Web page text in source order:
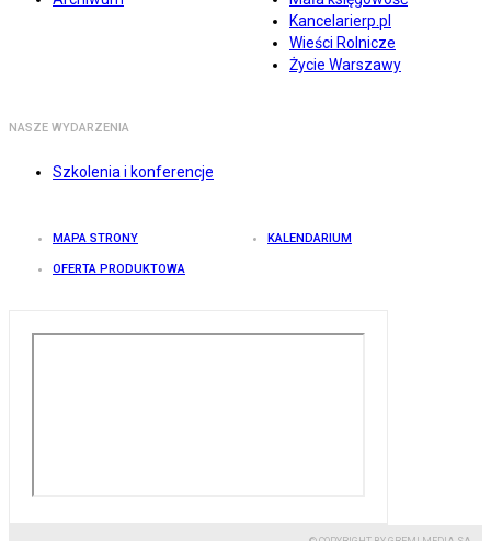
Kancelarierp.pl
Wieści Rolnicze
Życie Warszawy
NASZE WYDARZENIA
Szkolenia i konferencje
MAPA STRONY KALENDARIUM
OFERTA PRODUKTOWA